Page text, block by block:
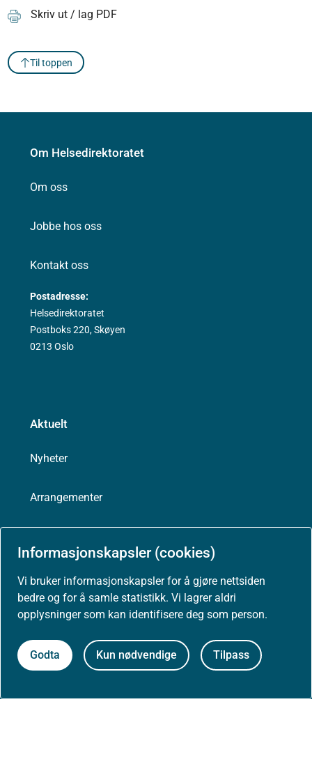
Informasjonskapsler (cookies)
Vi bruker informasjonskapsler for å gjøre nettsiden
bedre og for å samle statistikk. Vi lagrer aldri
opplysninger som kan identifisere deg som person.
Godta Kun nødvendige Tilpass
Skriv ut / lag PDF
Til toppen
Om Helsedirektoratet
Om oss
Jobbe hos oss
Kontakt oss
Postadresse:
Helsedirektoratet
Postboks 220, Skøyen
0213 Oslo
Aktuelt
Nyheter
Arrangementer
Presse
Om nettstedet